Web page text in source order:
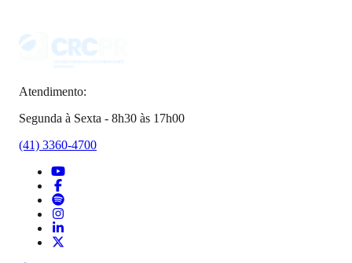
Atendimento:
Segunda à Sexta - 8h30 às 17h00
(41) 3360-4700